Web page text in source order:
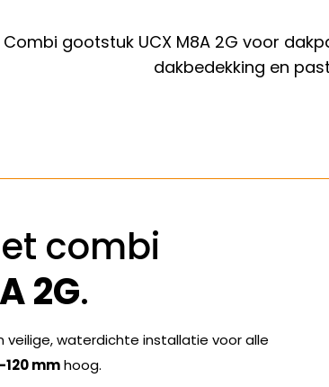
Combi gootstuk UCX M8A 2G voor
dakbedekking en
combi
2G.
waterdichte installatie voor alle
120 mmhoog.